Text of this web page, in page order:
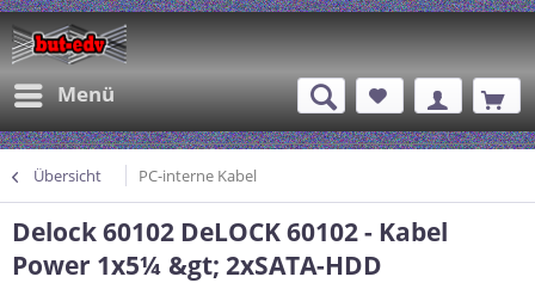
Menü
Übersicht PC-interne Kabel
Delock 60102 DeLOCK 60102 - Kabel
Power 1x5¼ &gt; 2xSATA-HDD